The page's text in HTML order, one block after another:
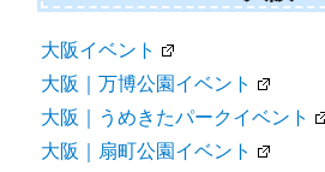
大阪イベント
大阪｜万博公園イベント
大阪｜うめきたパークイベント
大阪｜扇町公園イベント